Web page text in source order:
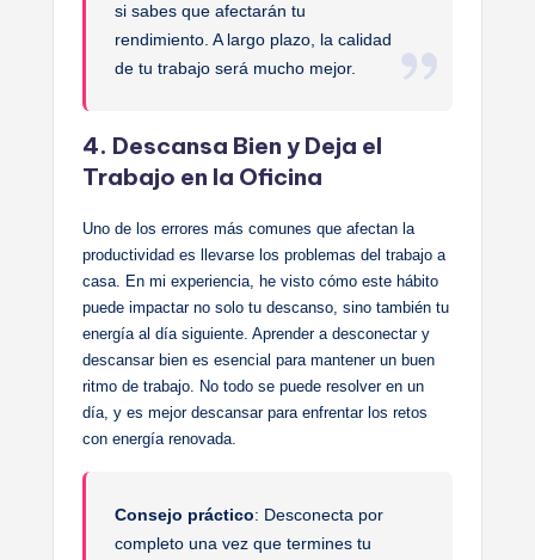
si sabes que afectarán tu
rendimiento. A largo plazo, la calidad
de tu trabajo será mucho mejor.
4. Descansa Bien y Deja el
Trabajo en la Oficina
Uno de los errores más comunes que afectan la
productividad es llevarse los problemas del trabajo a
casa. En mi experiencia, he visto cómo este hábito
puede impactar no solo tu descanso, sino también tu
energía al día siguiente. Aprender a desconectar y
descansar bien es esencial para mantener un buen
ritmo de trabajo. No todo se puede resolver en un
día, y es mejor descansar para enfrentar los retos
con energía renovada.
Consejo práctico: Desconecta por
completo una vez que termines tu